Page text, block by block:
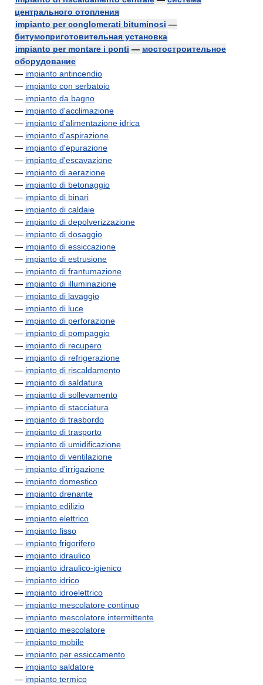
центрального отопления
impianto per conglomerati bituminosi —
битумоприготовительная установка
impianto per montare i ponti — мостостроительное
оборудование
— impianto antincendio
— impianto con serbatoio
— impianto da bagno
— impianto d'acclimazione
— impianto d'alimentazione idrica
— impianto d'aspirazione
— impianto d'epurazione
— impianto d'escavazione
— impianto di aerazione
— impianto di betonaggio
— impianto di binari
— impianto di caldaie
— impianto di depolverizzazione
— impianto di dosaggio
— impianto di essiccazione
— impianto di estrusione
— impianto di frantumazione
— impianto di illuminazione
— impianto di lavaggio
— impianto di luce
— impianto di perforazione
— impianto di pompaggio
— impianto di recupero
— impianto di refrigerazione
— impianto di riscaldamento
— impianto di saldatura
— impianto di sollevamento
— impianto di stacciatura
— impianto di trasbordo
— impianto di trasporto
— impianto di umidificazione
— impianto di ventilazione
— impianto d'irrigazione
— impianto domestico
— impianto drenante
— impianto edilizio
— impianto elettrico
— impianto fisso
— impianto frigorifero
— impianto idraulico
— impianto idraulico-igienico
— impianto idrico
— impianto idroelettrico
— impianto mescolatore continuo
— impianto mescolatore intermittente
— impianto mescolatore
— impianto mobile
— impianto per essiccamento
— impianto saldatore
— impianto termico